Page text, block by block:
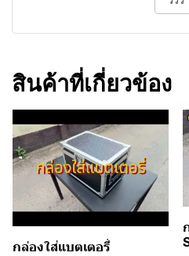
สินค้าที่เกี่ยวข้อง
กล่องใส่แบตเตอรี่